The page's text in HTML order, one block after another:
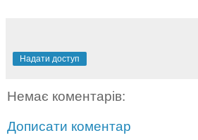
Надати доступ
Немає коментарів:
Дописати коментар